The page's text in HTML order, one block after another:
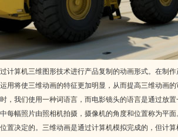
计算机三维图形技术进行产品复制的动画形式。在制
用将使三维动画的特征更加明显，从而提高三维动画
，我们使用一种词语言，而电影镜头的语言是通过放
每幅照片由照相机拍摄，摄像机的角度和位置称为平
置决定的。三维动画是通过计算机模拟完成的，但计